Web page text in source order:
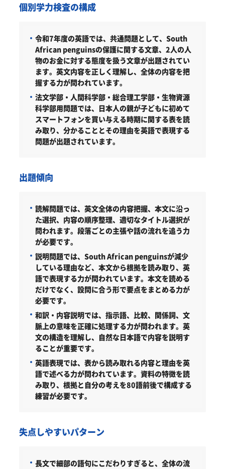
個別学力検査の構成
令和7年度の英語では、共通問題として、South
African penguinsの保護に関する文章、2人の人
物のお金に対する態度を扱う文章が出題されてい
ます。英文内容を正しく理解し、全体の内容を把
握する力が問われています。
法文学部・人間科学部・総合理工学部・生物資源
科学部用問題では、日本人の親が子どもに初めて
スマートフォンを買い与える時期に関する表を読
み取り、分かることとその理由を英語で表現する
問題が出題されています。
出題傾向
読解問題では、英文全体の内容把握、本文に沿っ
た選択、内容の順序整理、適切なタイトル選択が
問われます。段落ごとの主張や話の流れを追う力
が必要です。
説明問題では、South African penguinsが減少
している理由など、本文から根拠を読み取り、英
語で表現する力が問われています。本文を読める
だけでなく、設問に合う形で要点をまとめる力が
必要です。
和訳・内容説明では、指示語、比較、関係詞、文
脈上の意味を正確に処理する力が問われます。英
文の構造を理解し、自然な日本語で内容を説明す
ることが重要です。
英語表現では、表から読み取れる内容と理由を英
語で述べる力が問われています。資料の特徴を読
み取り、根拠と自分の考えを80語前後で構成する
練習が必要です。
失点しやすいパターン
長文で細部の語句にこだわりすぎると、全体の流